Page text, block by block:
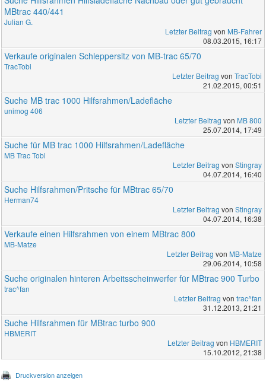
MBtrac 440/441
Julian G.
Letzter Beitrag von MB-Fahrer
08.03.2015, 16:17
Verkaufe originalen Schleppersitz von MB-trac 65/70
TracTobi
Letzter Beitrag von TracTobi
21.02.2015, 00:51
Suche MB trac 1000 Hilfsrahmen/Ladefläche
unimog 406
Letzter Beitrag von MB 800
25.07.2014, 17:49
Suche für MB trac 1000 Hilfsrahmen/Ladefläche
MB Trac Tobi
Letzter Beitrag von Stingray
04.07.2014, 16:40
Suche Hilfsrahmen/Pritsche für MBtrac 65/70
Herman74
Letzter Beitrag von Stingray
04.07.2014, 16:38
Verkaufe einen Hilfsrahmen von einem MBtrac 800
MB-Matze
Letzter Beitrag von MB-Matze
29.06.2014, 10:58
Suche originalen hinteren Arbeitsscheinwerfer für MBtrac 900 Turbo
trac^fan
Letzter Beitrag von trac^fan
31.12.2013, 21:21
Suche Hilfsrahmen für MBtrac turbo 900
HBMERIT
Letzter Beitrag von HBMERIT
15.10.2012, 21:38
Druckversion anzeigen